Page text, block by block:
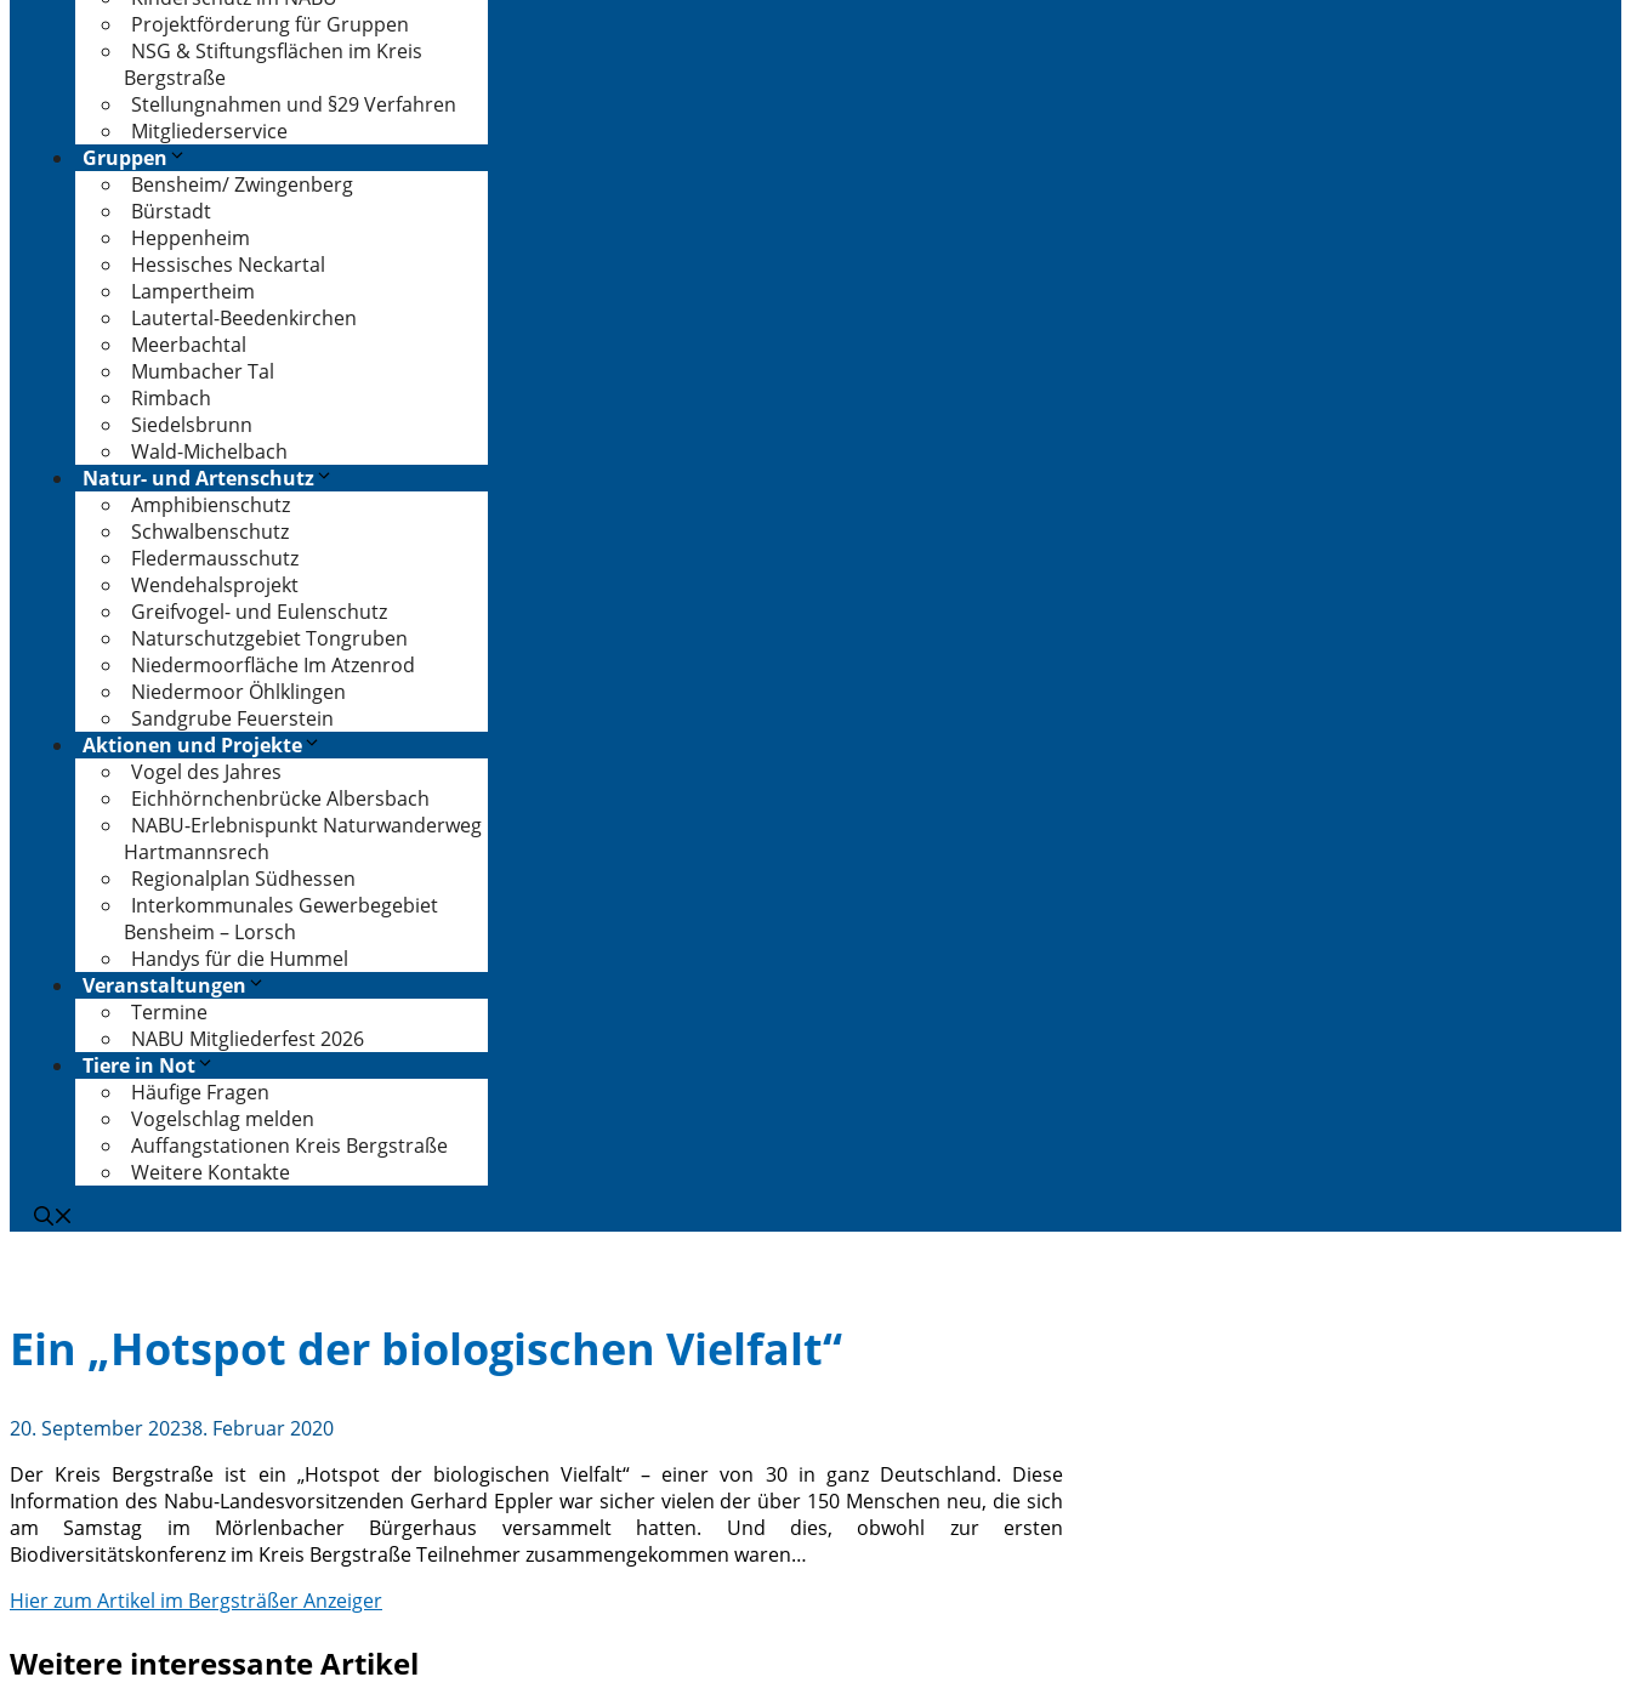
Projektförderung für Gruppen
NSG & Stiftungsflächen im Kreis
Bergstraße
Stellungnahmen und §29 Verfahren
Mitgliederservice
Gruppen
Bensheim/ Zwingenberg
Bürstadt
Heppenheim
Hessisches Neckartal
Lampertheim
Lautertal-Beedenkirchen
Meerbachtal
Mumbacher Tal
Rimbach
Siedelsbrunn
Wald-Michelbach
Natur- und Artenschutz
Amphibienschutz
Schwalbenschutz
Fledermausschutz
Wendehalsprojekt
Greifvogel- und Eulenschutz
Naturschutzgebiet Tongruben
Niedermoorfläche Im Atzenrod
Niedermoor Öhlklingen
Sandgrube Feuerstein
Aktionen und Projekte
Vogel des Jahres
Eichhörnchenbrücke Albersbach
NABU-Erlebnispunkt Naturwanderweg
Hartmannsrech
Regionalplan Südhessen
Interkommunales Gewerbegebiet
Bensheim – Lorsch
Handys für die Hummel
Veranstaltungen
Termine
NABU Mitgliederfest 2026
Tiere in Not
Häufige Fragen
Vogelschlag melden
Auffangstationen Kreis Bergstraße
Weitere Kontakte
Ein „Hotspot der biologischen Vielfalt“
20. September 20238. Februar 2020
Der Kreis Bergstraße ist ein „Hotspot der biologischen Vielfalt“ – einer von 30 in ganz Deutschland. Diese
Information des Nabu-Landesvorsitzenden Gerhard Eppler war sicher vielen der über 150 Menschen neu, die sich
am Samstag im Mörlenbacher Bürgerhaus versammelt hatten. Und dies, obwohl zur ersten
Biodiversitätskonferenz im Kreis Bergstraße Teilnehmer zusammengekommen waren…
Hier zum Artikel im Bergsträßer Anzeiger
Weitere interessante Artikel